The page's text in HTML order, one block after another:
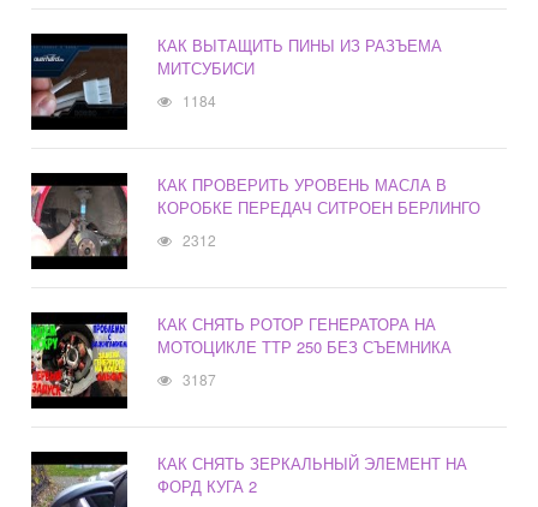
КАК ВЫТАЩИТЬ ПИНЫ ИЗ РАЗЪЕМА
МИТСУБИСИ
1184
КАК ПРОВЕРИТЬ УРОВЕНЬ МАСЛА В
КОРОБКЕ ПЕРЕДАЧ СИТРОЕН БЕРЛИНГО
2312
КАК СНЯТЬ РОТОР ГЕНЕРАТОРА НА
МОТОЦИКЛЕ ТТР 250 БЕЗ СЪЕМНИКА
3187
КАК СНЯТЬ ЗЕРКАЛЬНЫЙ ЭЛЕМЕНТ НА
ФОРД КУГА 2